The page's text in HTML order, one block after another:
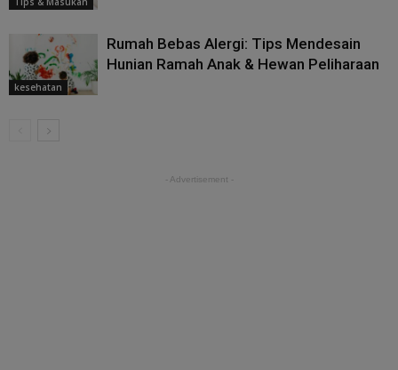
kesehatan
Rumah Bebas Alergi: Tips Mendesain
Hunian Ramah Anak & Hewan Peliharaan
- Advertisement -